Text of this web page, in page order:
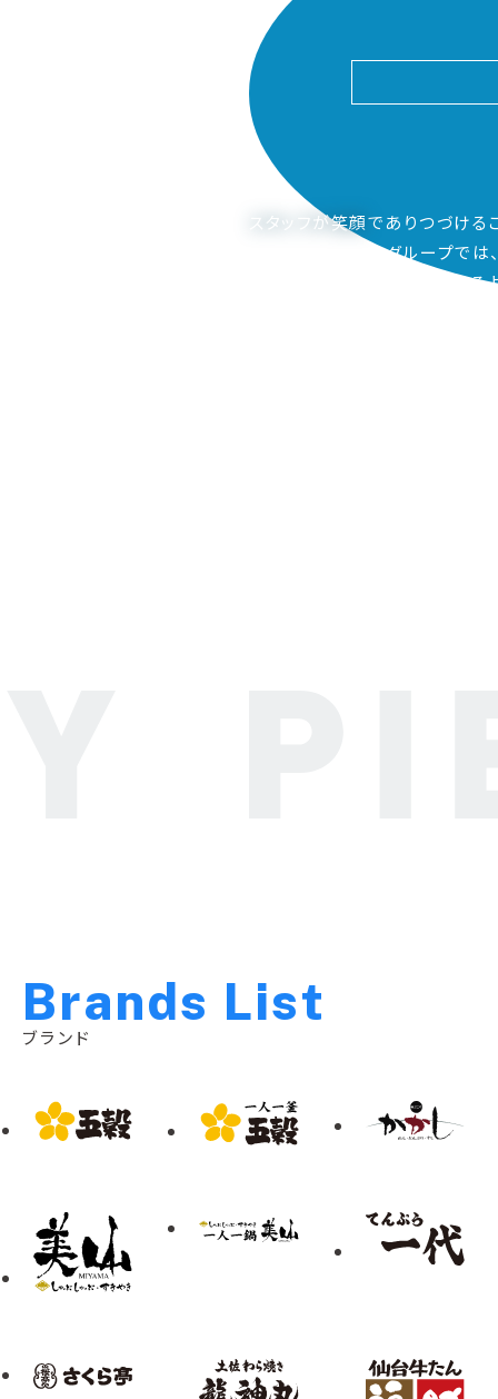
スタッフが笑顔でありつづける
ピアーサーティーグループでは
ご家族も笑顔になってもらえる
Brands List
ブランド